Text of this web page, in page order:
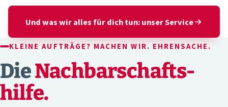
Und was wir alles für dich tun: unser Service
KLEINE AUFTRÄGE? MACHEN WIR. EHRENSACHE.
DieNachbarschafts­
hilfe.